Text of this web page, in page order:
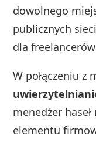
dowolnego
publicznych
dla
W połączeniu z
menedżer
elementu